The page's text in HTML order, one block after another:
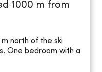
1000 m from
m north of the ski
One bedroom with a